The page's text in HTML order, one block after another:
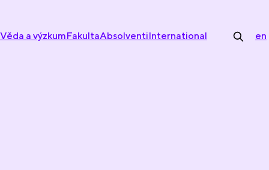
Věda a výzkumFakultaAbsolventiInternational en